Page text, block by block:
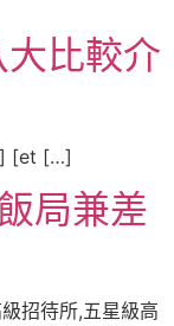
比較介
[et […]
局兼差
招待所,五星級高